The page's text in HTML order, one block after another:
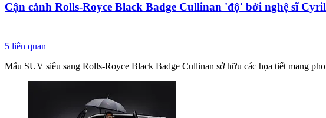
Cận cảnh Rolls-Royce Black Badge Cullinan 'độ' bởi nghệ sĩ
5 liên quan
Mẫu SUV siêu sang Rolls-Royce Black Badge Cullinan sở hữu các họa tiết mang